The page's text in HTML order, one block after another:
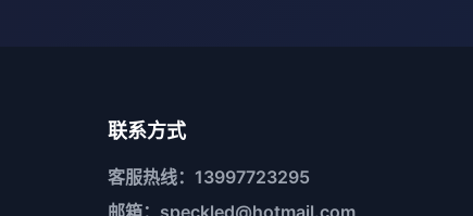
联系方式
客服热线：13997723295
邮箱：speckled@hotmail.com